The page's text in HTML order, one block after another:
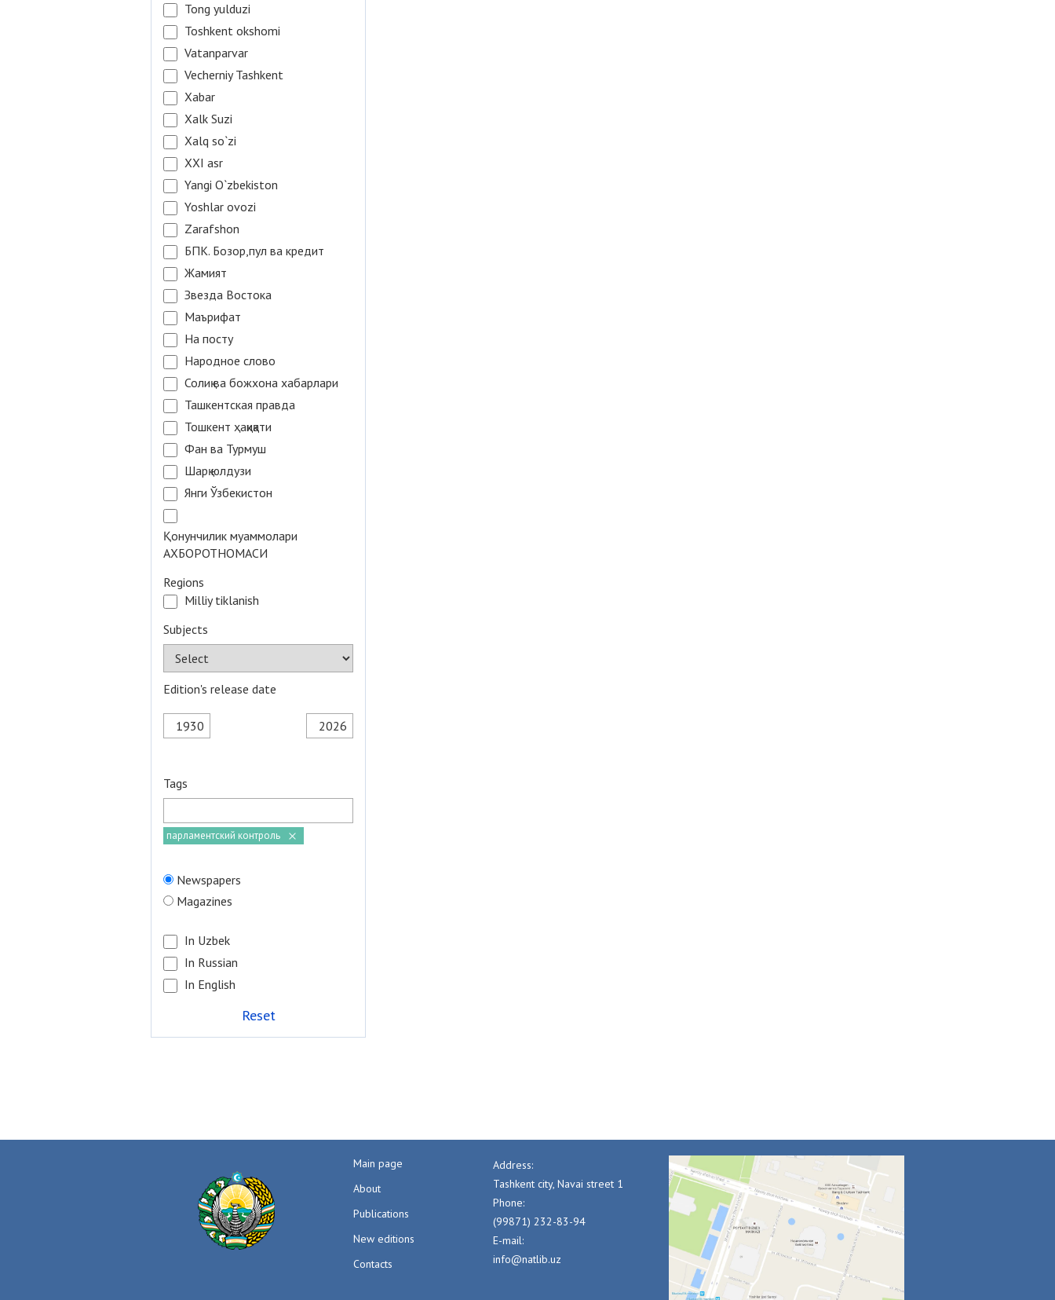
Tong yulduzi
Toshkent okshomi
Vatanparvar
Vecherniy Tashkent
Xabar
Xalk Suzi
Xalq so`zi
XXI asr
Yangi O`zbekiston
Yoshlar ovozi
Zarafshon
БПК. Бозор,пул ва кредит
Жамият
Звезда Востока
Маърифат
На посту
Народное слово
Солиқ ва божхона хабарлари
Ташкентская правда
Тошкент ҳақиқати
Фан ва Турмуш
Шарқ юлдузи
Янги Ўзбекистон
Қонунчилик муаммолари
АХБОРОТНОМАСИ
Regions
Milliy tiklanish
Subjects
Edition's release date
Tags
парламентский контроль
Newspapers
Magazines
In Uzbek
In Russian
In English
Reset
Main page
About
Publications
New editions
Contacts
Address:
Tashkent city, Navai street 1
Phone:
(99871) 232-83-94
E-mail:
info@natlib.uz